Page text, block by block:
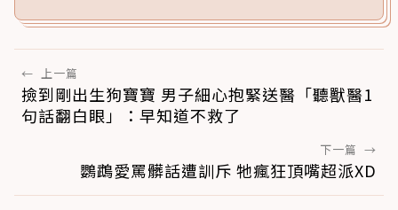
← 上一篇
撿到剛出生狗寶寶 男子細心抱緊送醫「聽獸醫1
句話翻白眼」：早知道不救了
下一篇 →
鸚鵡愛罵髒話遭訓斥 牠瘋狂頂嘴超派XD